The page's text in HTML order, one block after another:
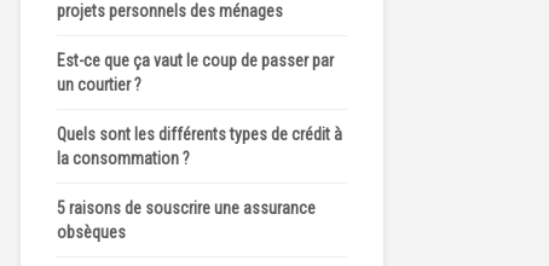
projets personnels des ménages
Est-ce que ça vaut le coup de passer par
un courtier ?
Quels sont les différents types de crédit à
la consommation ?
5 raisons de souscrire une assurance
obsèques